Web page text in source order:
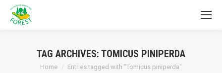
TAG ARCHIVES: TOMICUS PINIPERDA
You are here:
Home Entries tagged with "Tomicus piniperda"